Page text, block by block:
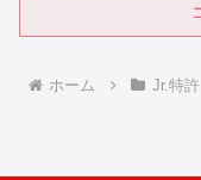
ホーム Jr.特許